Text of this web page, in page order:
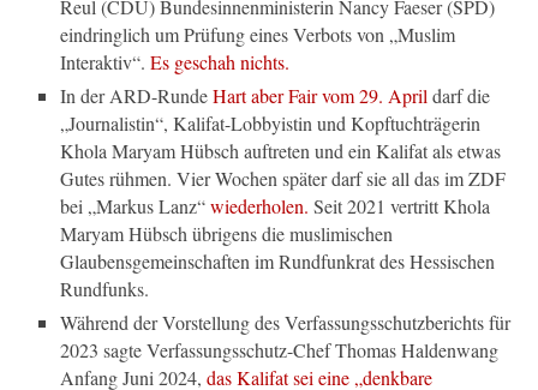
Reul (CDU) Bundesinnenministerin Nancy Faeser (SPD)
eindringlich um Prüfung eines Verbots von „Muslim
Interaktiv“. Es geschah nichts.
In der ARD-RundeHart aber Fair vom 29. April darf die
„Journalistin“, Kalifat-Lobbyistin und Kopftuchträgerin
Khola Maryam Hübsch auftreten und ein Kalifat als etwas
Gutes rühmen. Vier Wochen später darf sie all das im ZDF
bei „Markus Lanz“wiederholen. Seit 2021 vertritt Khola
Maryam Hübsch übrigens die muslimischen
Glaubensgemeinschaften im Rundfunkrat des Hessischen
Rundfunks.
Während der Vorstellung des Verfassungsschutzberichts für
2023 sagte Verfassungsschutz-Chef Thomas Haldenwang
Anfang Juni 2024, das Kalifat sei eine „denkbare